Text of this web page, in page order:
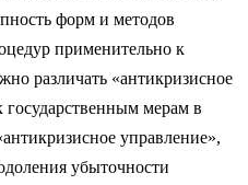
форм и методов
применительно к
различать «антикризисное
государствен­ным мерам в
управление»,
убыточности